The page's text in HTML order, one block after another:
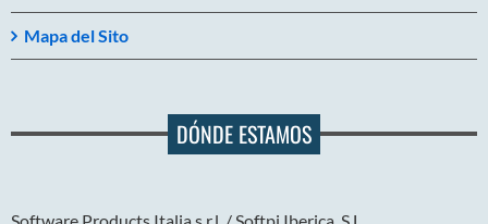
Mapa del Sito
DÓNDE ESTAMOS